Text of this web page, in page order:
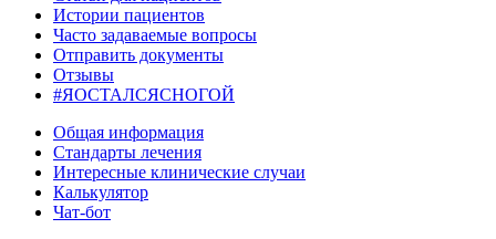
Истории пациентов
Часто задаваемые вопросы
Отправить документы
Отзывы
#ЯОСТАЛСЯСНОГОЙ
Общая информация
Стандарты лечения
Интересные клинические случаи
Калькулятор
Чат-бот